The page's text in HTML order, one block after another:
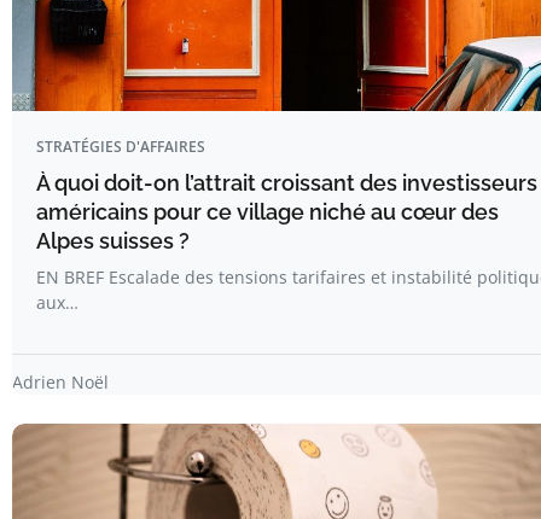
STRATÉGIES D'AFFAIRES
À quoi doit-on l’attrait croissant des investisseurs
américains pour ce village niché au cœur des
Alpes suisses ?
EN BREF Escalade des tensions tarifaires et instabilité
aux…
Adrien Noël